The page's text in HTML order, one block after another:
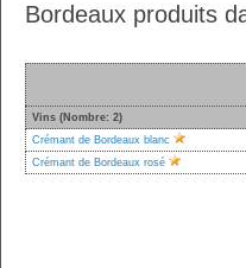
Bordeaux produits
Vins (Nombre: 2)
Crémant de Bordeaux blanc
Crémant de Bordeaux rosé